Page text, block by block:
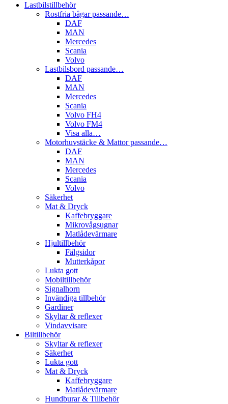
Lastbilstillbehör
Rostfria bågar passande…
DAF
MAN
Mercedes
Scania
Volvo
Lastbilsbord passande…
DAF
MAN
Mercedes
Scania
Volvo FH4
Volvo FM4
Visa alla…
Motorhuvstäcke & Mattor passande…
DAF
MAN
Mercedes
Scania
Volvo
Säkerhet
Mat & Dryck
Kaffebryggare
Mikrovågsugnar
Matlådevärmare
Hjultillbehör
Fälgsidor
Mutterkåpor
Lukta gott
Mobiltillbehör
Signalhorn
Invändiga tillbehör
Gardiner
Skyltar & reflexer
Vindavvisare
Biltillbehör
Skyltar & reflexer
Säkerhet
Lukta gott
Mat & Dryck
Kaffebryggare
Matlådevärmare
Hundburar & Tillbehör